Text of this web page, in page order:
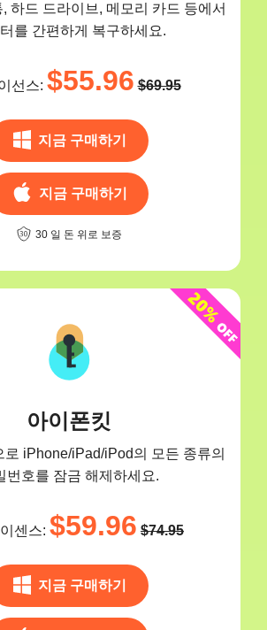
하드 드라이브, 메모리 카드 등에서
를 간편하게 복구하세요.
선스: $55.96 $69.95
지금 구매하기
지금 구매하기
30 일 돈 위로 보증
아이폰킷
로 iPhone/iPad/iPod의 모든 종류의
번호를 잠금 해제하세요.
센스: $59.96 $74.95
지금 구매하기